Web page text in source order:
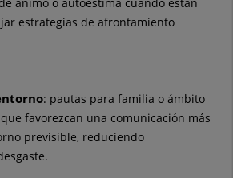
ánimo o autoestima cuando están
estrategias de afrontamiento
: pautas para familia o ámbito
favorezcan una comunicación más
previsible, reduciendo